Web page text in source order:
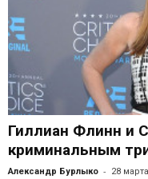
Гиллиан Флинн и
криминальным
Александр Бурлыко - 28